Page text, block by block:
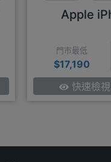
Apple
門市最低
$17,190
快速檢視